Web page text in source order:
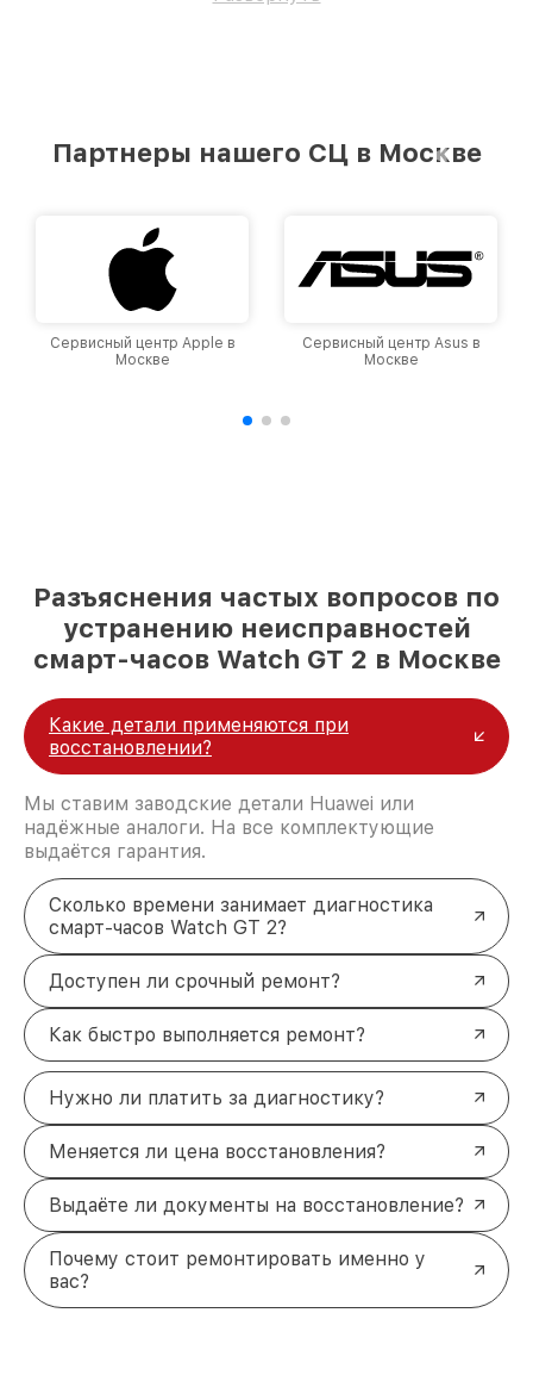
Партнеры нашего СЦ в Москве
Сервисный центр Apple в
Москве
Сервисный центр Asus в
Москве
Разъяснения частых вопросов по
устранению неисправностей
смарт-часов Watch GT 2 в Москве
Какие детали применяются при
восстановлении?
Мы ставим заводские детали Huawei или
надёжные аналоги. На все комплектующие
выдаётся гарантия.
Сколько времени занимает диагностика
смарт-часов Watch GT 2?
Доступен ли срочный ремонт?
Как быстро выполняется ремонт?
Нужно ли платить за диагностику?
Меняется ли цена восстановления?
Выдаёте ли документы на восстановление?
Почему стоит ремонтировать именно у
вас?